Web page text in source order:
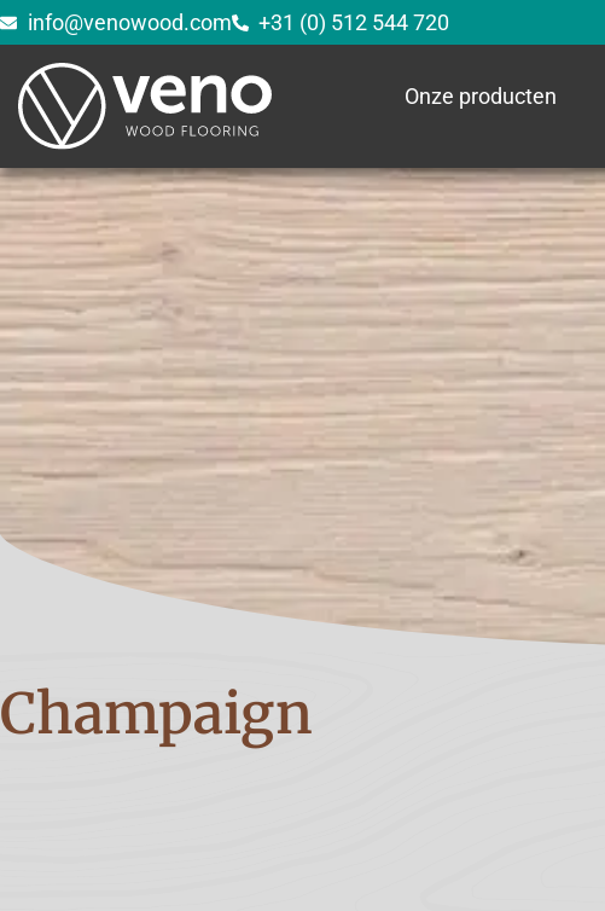
info@venowood.com +31 (0) 512 544 720
Onze producten
Champaign